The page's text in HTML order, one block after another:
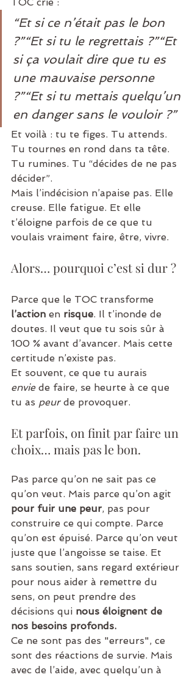
“Et si ce n’était pas le bon
?”“Et si tu le regrettais ?”“Et
si ça voulait dire que tu es
une mauvaise personne
?”“Et si tu mettais quelqu’un
en danger sans le vouloir ?”
Et voilà : tu te figes. Tu attends.
Tu tournes en rond dans ta tête.
Tu rumines. Tu “décides de ne pas
décider”.
Mais l’indécision n’apaise pas. Elle
creuse. Elle fatigue. Et elle
t’éloigne parfois de ce que tu
voulais vraiment faire, être, vivre.
Alors… pourquoi c’est si dur ?
Parce que le TOC transforme
l’action en risque. Il t’inonde de
doutes. Il veut que tu sois sûr à
100 % avant d’avancer. Mais cette
certitude n’existe pas.
Et souvent, ce que tu aurais
envie de faire, se heurte à ce que
tu as peur de provoquer.
Et parfois, on finit par faire un
choix… mais pas le bon.
Pas parce qu’on ne sait pas ce
qu’on veut. Mais parce qu’on agit
pour fuir une peur, pas pour
construire ce qui compte. Parce
qu’on est épuisé. Parce qu’on veut
juste que l’angoisse se taise. Et
sans soutien, sans regard extérieur
pour nous aider à remettre du
sens, on peut prendre des
décisions qui nous éloignent de
nos besoins profonds.
Ce ne sont pas des "erreurs", ce
sont des réactions de survie. Mais
avec de l’aide, avec quelqu’un à